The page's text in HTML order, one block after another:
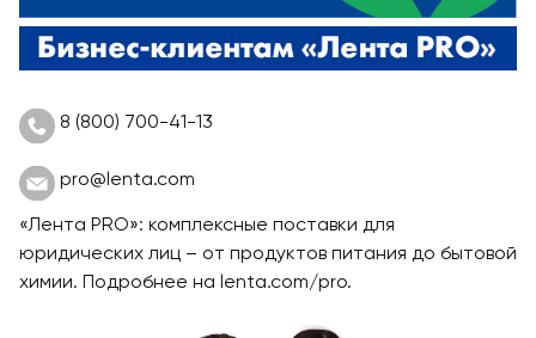
8 (800) 700-41-13
pro@lenta.com
«Лента PRO»: комплексные поставки для
юридических лиц – от продуктов питания до бытовой
химии. Подробнее на lenta.com/pro.